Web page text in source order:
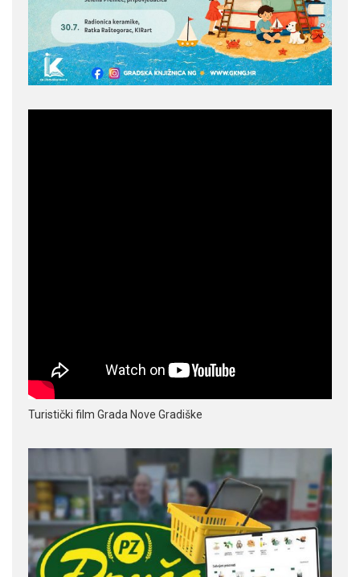
Turistički film Grada Nove Gradiške